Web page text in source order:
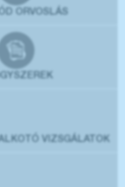
ORVOSLÁS
VIZSGÁLATOK